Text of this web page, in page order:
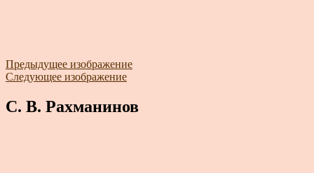
Предыдущее изображение
Следующее изображение
С. В. Рахманинов